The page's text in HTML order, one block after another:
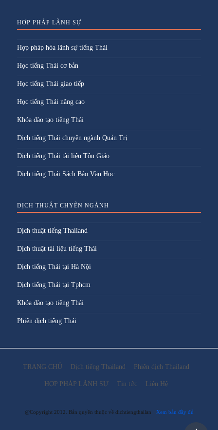
HỢP PHÁP LÃNH SỰ
Hợp pháp hóa lãnh sự tiếng Thái
Học tiếng Thái cơ bản
Học tiếng Thái giao tiếp
Học tiếng Thái nâng cao
Khóa đào tạo tiếng Thái
Dịch tiếng Thái chuyên ngành Quản Trị
Dịch tiếng Thái tài liệu Tôn Giáo
Dịch tiếng Thái Sách Báo Văn Học
DỊCH THUẬT CHYÊN NGÀNH
Dịch thuật tiếng Thailand
Dịch thuật tài liệu tiếng Thái
Dịch tiếng Thái tại Hà Nội
Dịch tiếng Thái tại Tphcm
Khóa đào tạo tiếng Thái
Phiên dịch tiếng Thái
TRANG CHỦ Dịch tiếng Thailand Phiên dịch Thailand
HỢP PHÁP LÃNH SỰ Tin tức Liên Hệ
@Copyright 2012. Bản quyền thuộc về dichtiengthailan Xem bản đầy đủ